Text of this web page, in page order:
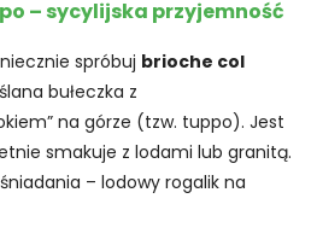
– sycylijska przyjemność
spróbuj brioche col
bułeczka z
na górze (tzw. tuppo). Jest
smakuje z lodami lub granitą.
– lodowy rogalik na